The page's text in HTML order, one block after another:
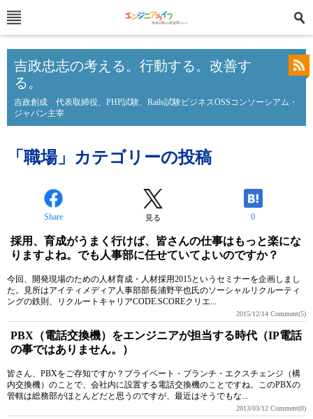
吉政忠志の考える。行動する。改善す
る。
吉政創成 代表取締役、PHP試験、Rails試験ビジネスOSSコンソーシアム・
ジャパン主宰
「職場」カテゴリーの投稿
Share 見る 0
採用、育成がうまく行けば、皆さんの仕事はもっと楽にな
りますよね。でも人事部に任せていてよいのですか？
今回、開発現場のための人材育成・人材採用2015というセミナーを企画しまし
た。見所はアイティメディア人事部部長浦野平也氏のソーシャルリクルーティ
ングの鉄則、リクルートキャリアCODE.SCOREクリエ...
2015/12/14 Comment(5)
PBX（電話交換機）をエンジニアが担当する時代（IP電話
の事ではありません。）
皆さん、PBXをご存知ですか？プライベート・ブランチ・エクスチェンジ（構
内交換機）のことで、会社内に設置する電話交換機のことですね。このPBXの
管轄は総務部がほとんどだと思うのですが、最近はそうでもな...
2013/03/12 Comment(0)